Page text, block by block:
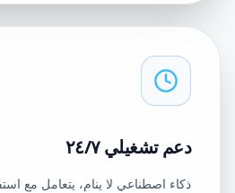
دعم تشغيلي ٢٤/٧
ذكاء اصطناعي لا ينام، يتعامل مع